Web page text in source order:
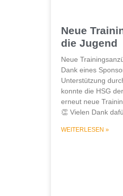
Neue
die Jugend
Neue
Dank eines
Unterstützung
konnte die HSG
erneut neue
👏 Vielen Dank
WEITERLESEN »